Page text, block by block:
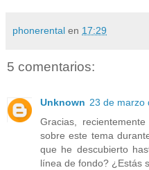
phonerental en 17:29
5 comentarios:
Unknown 23 de marzo
Gracias,
sobre este tema
que he descubierto
línea de fondo? ¿Estás